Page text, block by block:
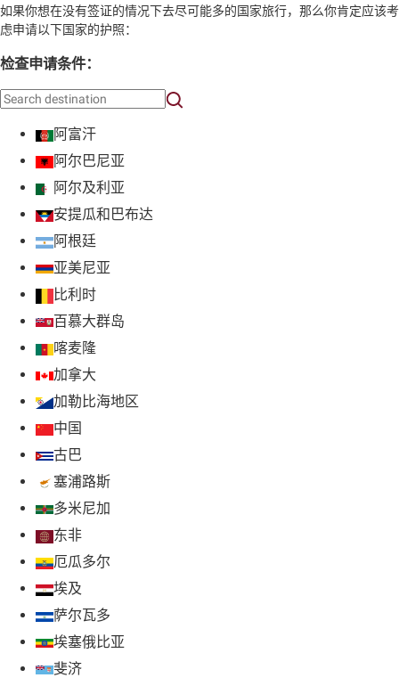
如果你想在没有签证的情况下去尽可能多的国家旅行，那么你肯定应该考
虑申请以下国家的护照：
检查申请条件：
阿富汗
阿尔巴尼亚
阿尔及利亚
安提瓜和巴布达
阿根廷
亚美尼亚
比利时
百慕大群岛
喀麦隆
加拿大
加勒比海地区
中国
古巴
塞浦路斯
多米尼加
东非
厄瓜多尔
埃及
萨尔瓦多
埃塞俄比亚
斐济